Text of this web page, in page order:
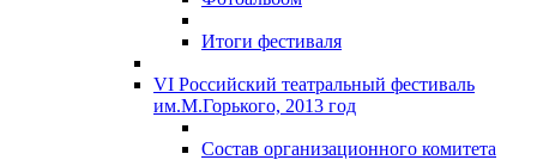
Итоги фестиваля
VI Российский театральный фестиваль
им.М.Горького, 2013 год
Состав организационного комитета